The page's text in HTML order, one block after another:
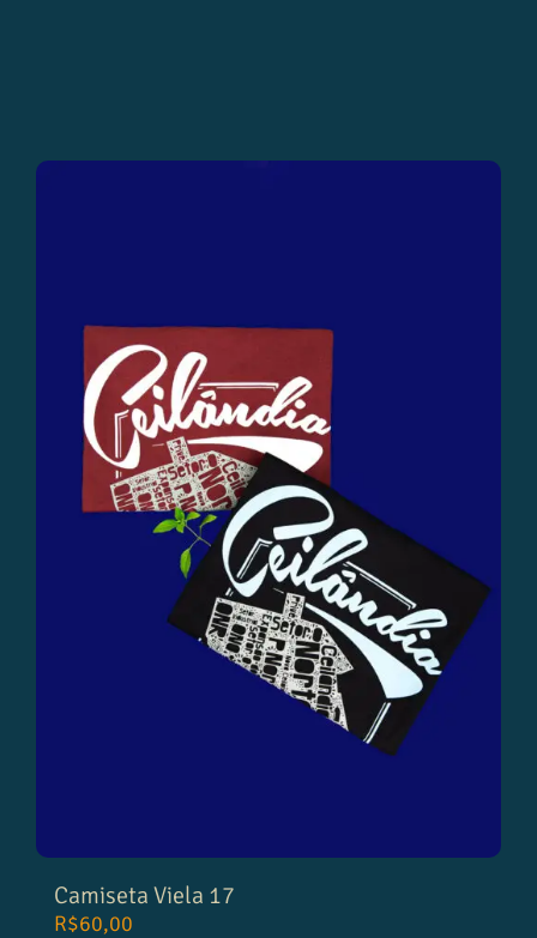
Camiseta Viela 17
R$60,00